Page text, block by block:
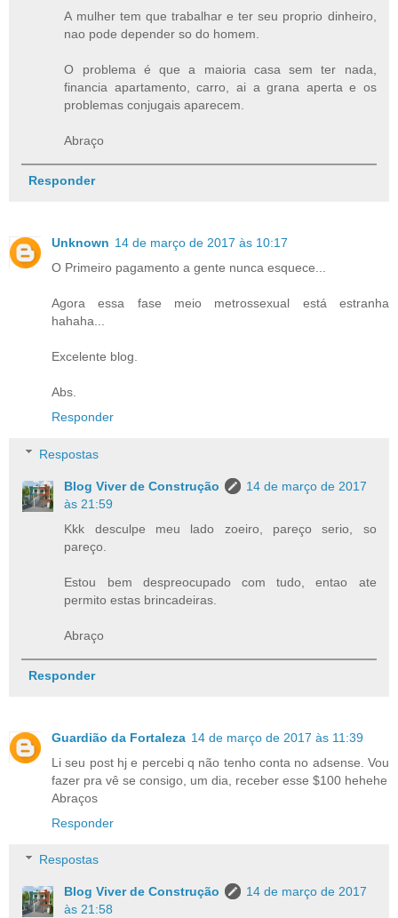
A mulher tem que trabalhar e ter seu proprio dinheiro,
nao pode depender so do homem.
O problema é que a maioria casa sem ter nada,
financia apartamento, carro, ai a grana aperta e os
problemas conjugais aparecem.
Abraço
Responder
Unknown 14 de março de 2017 às 10:17
O Primeiro pagamento a gente nunca esquece...
Agora essa fase meio metrossexual está estranha
hahaha...
Excelente blog.
Abs.
Responder
Respostas
Blog Viver de Construção
14 de março de 2017
às 21:59
Kkk desculpe meu lado zoeiro, pareço serio, so
pareço.
Estou bem despreocupado com tudo, entao ate
permito estas brincadeiras.
Abraço
Responder
Guardião da Fortaleza 14 de março de 2017 às 11:39
Li seu post hj e percebi q não tenho conta no adsense. Vou
fazer pra vê se consigo, um dia, receber esse $100 hehehe
Abraços
Responder
Respostas
Blog Viver de Construção
14 de março de 2017
às 21:58